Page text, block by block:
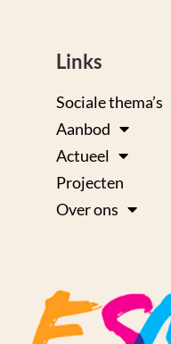
Links
Sociale thema’s
Aanbod
Actueel
Projecten
Over ons